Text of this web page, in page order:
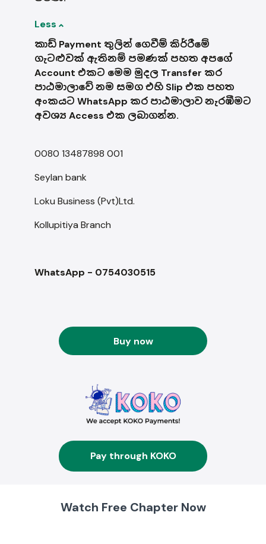
Less
කාඩ් Payment තුලින් ගෙවීම් කිර්‍රීමේ
ගැටළුවක් ඇතිනම් පමණක් පහත අපගේ
Account එකට මෙම මුදල Transfer කර
පාඨමාලාවේ නම සමග එහි Slip එක පහත
අංකයට WhatsApp කර පාඨමාලාව නැරඹීමට
අවශ්‍ය Access එක ලබාගන්න.
0080 13487898 001
Seylan bank
Loku Business (Pvt)Ltd.
Kollupitiya Branch
WhatsApp - 0754030515
Buy now
Pay through KOKO
Watch Free Chapter Now